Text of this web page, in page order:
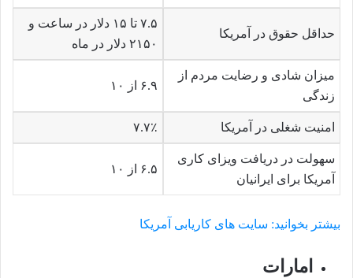
حداقل حقوق در آمریکا
۷.۵ تا ۱۵ دلار در ساعت و
۲۱۵۰ دلار در ماه
میزان شادی و رضایت مردم از
زندگی
۶.۹ از ۱۰
امنیت شغلی در آمریکا ۷.۷٪
سهولت در دریافت ویزای کاری
آمریکا برای ایرانیان
۶.۵ از ۱۰
بیشتر بخوانید: سایت های کاریابی آمریکا
امارات